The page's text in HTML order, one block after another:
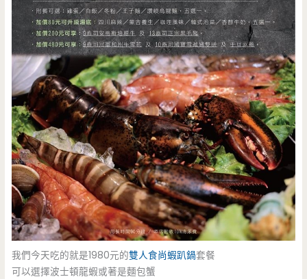
我們今天吃的就是1980元的雙人食尚蝦趴鍋套餐
可以選擇波士頓龍蝦或著是麵包蟹